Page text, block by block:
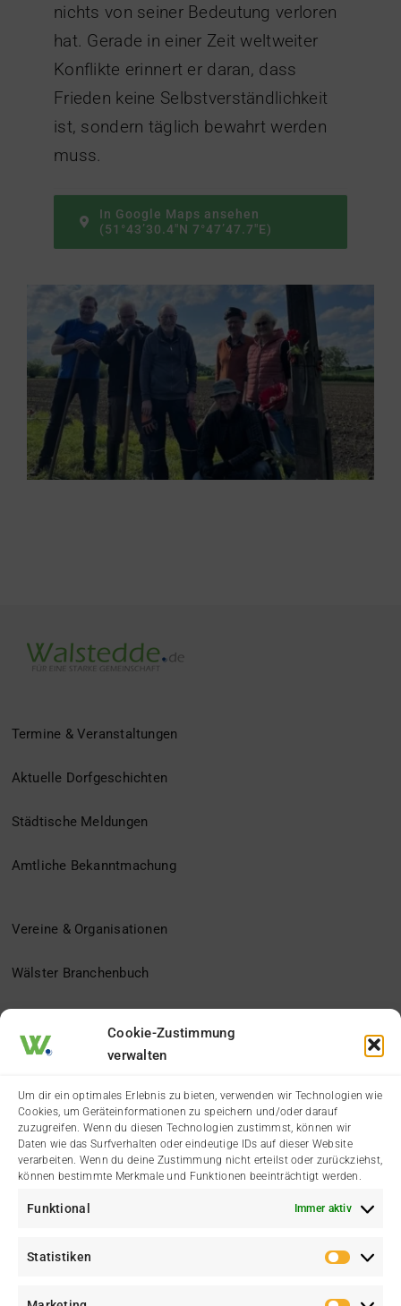
Cookie-Zustimmung
verwalten
Um dir ein optimales Erlebnis zu bieten, verwenden wir Technologien wie
Cookies, um Geräteinformationen zu speichern und/oder darauf
zuzugreifen. Wenn du diesen Technologien zustimmst, können wir
Daten wie das Surfverhalten oder eindeutige IDs auf dieser Website
verarbeiten. Wenn du deine Zustimmung nicht erteilst oder zurückziehst,
können bestimmte Merkmale und Funktionen beeinträchtigt werden.
Funktional Immer aktiv
Statistiken
nichts von seiner Bedeutung verloren
hat. Gerade in einer Zeit weltweiter
Konflikte erinnert er daran, dass
Frieden keine Selbstverständlichkeit
ist, sondern täglich bewahrt werden
muss.
In Google Maps ansehen
(51°43’30.4″N 7°47’47.7″E)
Termine & Veranstaltungen
Aktuelle Dorfgeschichten
Städtische Meldungen
Amtliche Bekanntmachung
Vereine & Organisationen
Wälster Branchenbuch
Datenschutzerklärung
Cookie-Richtlinie (EU)
Kontakt